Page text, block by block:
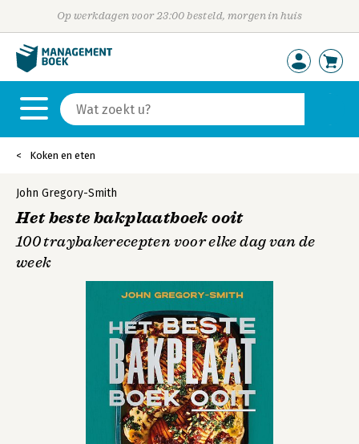
Op werkdagen voor 23:00 besteld, morgen in huis
Koken en eten
John Gregory-Smith
Het beste bakplaatboek ooit
100 traybakerecepten voor elke dag van de
week